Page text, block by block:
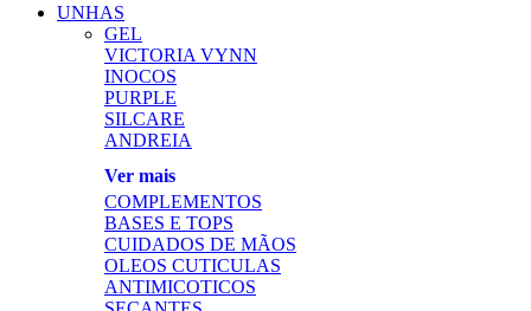
UNHAS
GEL
VICTORIA VYNN
INOCOS
PURPLE
SILCARE
ANDREIA
Ver mais
COMPLEMENTOS
BASES E TOPS
CUIDADOS DE MÃOS
OLEOS CUTICULAS
ANTIMICOTICOS